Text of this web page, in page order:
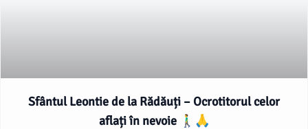
Sfântul Leontie de la Rădăuți – Ocrotitorul celor
aflați în nevoie 🚶‍♂️🙏